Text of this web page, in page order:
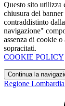
Questo sito utilizza
chiusura del
contraddistinto
navigazione"
assenza di cookie
sopracitati.
COOKIE POLICY
Continua la
Regione Lombardia